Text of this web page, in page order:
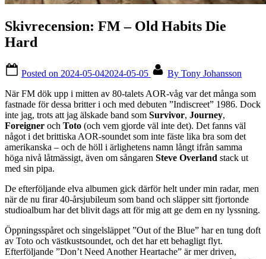
Skivrecension: FM – Old Habits Die
Hard
Posted on 2024-05-042024-05-05 By Tony Johansson
När FM dök upp i mitten av 80-talets AOR-våg var det många som
fastnade för dessa britter i och med debuten ”Indiscreet” 1986. Dock
inte jag, trots att jag älskade band som Survivor, Journey,
Foreigner och Toto (och vem gjorde väl inte det). Det fanns väl
något i det brittiska AOR-soundet som inte fäste lika bra som det
amerikanska – och de höll i ärlighetens namn långt ifrån samma
höga nivå låtmässigt, även om sångaren Steve Overland stack ut
med sin pipa.
De efterföljande elva albumen gick därför helt under min radar, men
när de nu firar 40-årsjubileum som band och släpper sitt fjortonde
studioalbum har det blivit dags att för mig att ge dem en ny lyssning.
Öppningsspåret och singelsläppet ”Out of the Blue” har en tung doft
av Toto och västkustsoundet, och det har ett behagligt flyt.
Efterföljande ”Don’t Need Another Heartache” är mer driven,